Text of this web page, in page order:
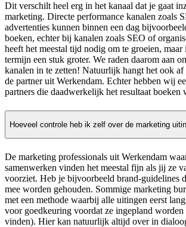
Dit verschilt heel erg in het kanaal dat je gaat
marketing. Directe performance kanalen zoals
advertenties kunnen binnen een dag
boeken, echter bij kanalen zoals SEO of
heeft het meestal tijd nodig om te groeien,
termijn een stuk groter. We raden daarom aan
kanalen in te zetten! Natuurlijk hangt het ook af
de partner uit Werkendam. Echter hebben wij
partners die daadwerkelijk het resultaat boeken
Hoeveel controle heb ik zelf over de marketing
De marketing professionals uit Werkendam
samenwerken vinden het meestal fijn als jij ze
voorziet. Heb je bijvoorbeeld brand-guidelines
mee worden gehouden. Sommige marketing
met een methode waarbij alle uitingen eerst
voor goedkeuring voordat ze ingepland
vinden). Hier kan natuurlijk altijd over in